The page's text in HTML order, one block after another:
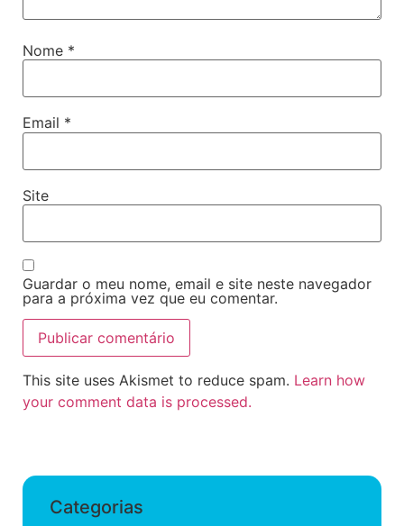
Nome *
Email *
Site
Guardar o meu nome, email e site neste navegador
para a próxima vez que eu comentar.
This site uses Akismet to reduce spam. Learn how
your comment data is processed.
Categorias